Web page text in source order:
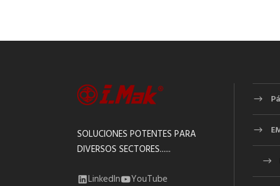
SOLUCIONES POTENTES PARA
DIVERSOS SECTORES......
LinkedIn YouTube